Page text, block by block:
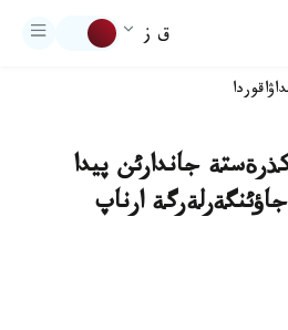
ق ز
اقوردا
جاندارئن پيدا
ارناپ